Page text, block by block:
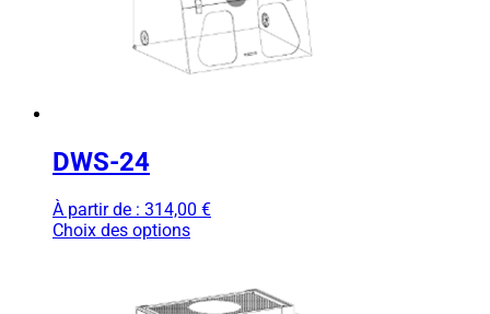
DWS-24
À partir de : 314,00 €
Choix des options